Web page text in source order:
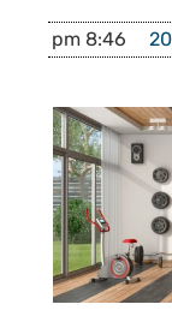
8:46 pm